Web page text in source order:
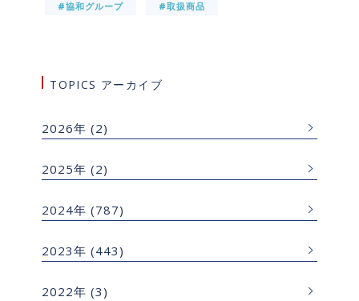
#協和グループ
#取扱商品
TOPICS アーカイブ
2026年 (2)
2025年 (2)
2024年 (787)
2023年 (443)
2022年 (3)